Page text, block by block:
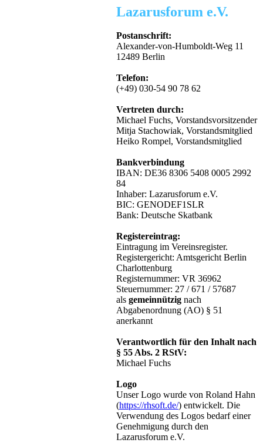
Lazarusforum e.V.
Postanschrift:
Alexander-von-Humboldt-Weg 11
12489 Berlin
Telefon:
(+49) 030-54 90 78 62
Vertreten durch:
Michael Fuchs, Vorstandsvorsitzender
Mitja Stachowiak, Vorstandsmitglied
Heiko Rompel, Vorstandsmitglied
Bankverbindung
IBAN: DE36 8306 5408 0005 2992
84
Inhaber: Lazarusforum e.V.
BIC: GENODEF1SLR
Bank: Deutsche Skatbank
Registereintrag:
Eintragung im Vereinsregister.
Registergericht: Amtsgericht Berlin
Charlottenburg
Registernummer: VR 36962
Steuernummer: 27 / 671 / 57687
als gemeinnützig nach
Abgabenordnung (AO) § 51
anerkannt
Verantwortlich für den Inhalt nach
§ 55 Abs. 2 RStV:
Michael Fuchs
Logo
Unser Logo wurde von Roland Hahn
(https://rhsoft.de/) entwickelt. Die
Verwendung des Logos bedarf einer
Genehmigung durch den
Lazarusforum e.V.